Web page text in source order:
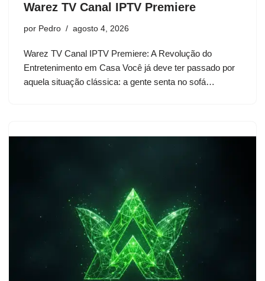
Warez TV Canal IPTV Premiere
por Pedro agosto 4, 2026
Warez TV Canal IPTV Premiere: A Revolução do
Entretenimento em Casa Você já deve ter passado por
aquela situação clássica: a gente senta no sofá…